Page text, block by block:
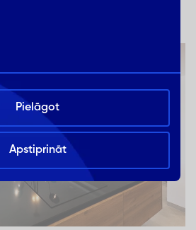
Pielāgot
Apstiprināt